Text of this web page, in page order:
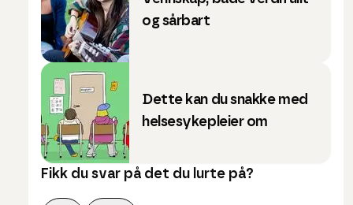
og sårbart
Dette kan du snakke med
helsesykepleier om
Fikk du svar på det du lurte på?